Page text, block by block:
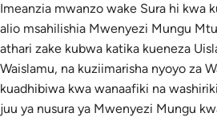
Imeanzia mwanzo wake Sura hi kwa
alio msahilishia Mwenyezi Mungu
athari zake kubwa katika kueneza
Waislamu, na kuziimarisha nyoyo za
kuadhibiwa kwa wanaafiki na
juu ya nusura ya Mwenyezi Mungu